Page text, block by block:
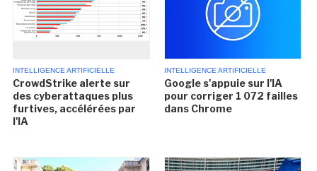
INTELLIGENCE ARTIFICIELLE
CrowdStrike alerte sur
des cyberattaques plus
furtives, accélérées par
l'IA
INTELLIGENCE ARTIFICIELLE
Google s'appuie sur l'IA
pour corriger 1 072 failles
dans Chrome